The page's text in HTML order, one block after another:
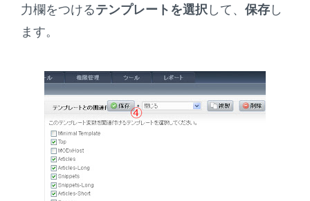
力欄をつけるテンプレートを選択 して、 保存し
ます。